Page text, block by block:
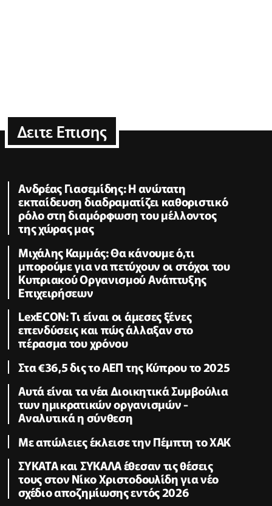
Δειτε Επισης
Ανδρέας Γιασεμίδης: Η ανώτατη
εκπαίδευση διαδραματίζει καθοριστικό
ρόλο στη διαμόρφωση του μέλλοντος
της χώρας μας
Μιχάλης Καμμάς: Θα κάνουμε ό,τι
μπορούμε για να πετύχουν οι στόχοι του
Κυπριακού Οργανισμού Ανάπτυξης
Επιχειρήσεων
LexECON: Τι είναι οι άμεσες ξένες
επενδύσεις και πώς άλλαξαν στο
πέρασμα του χρόνου
Στα €36,5 δις το ΑΕΠ της Κύπρου το 2025
Αυτά είναι τα νέα Διοικητικά Συμβούλια
των ημικρατικών οργανισμών -
Αναλυτικά η σύνθεση
Με απώλειες έκλεισε την Πέμπτη το ΧΑΚ
ΣΥΚΑΤΑ και ΣΥΚΑΛΑ έθεσαν τις θέσεις
τους στον Νίκο Χριστοδουλίδη για νέο
σχέδιο αποζημίωσης εντός 2026